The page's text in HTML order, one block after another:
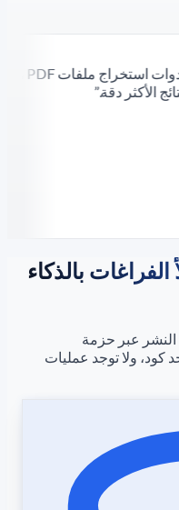
بالذكاء
النشر عبر حزمة
كود، ولا توجد عمليات